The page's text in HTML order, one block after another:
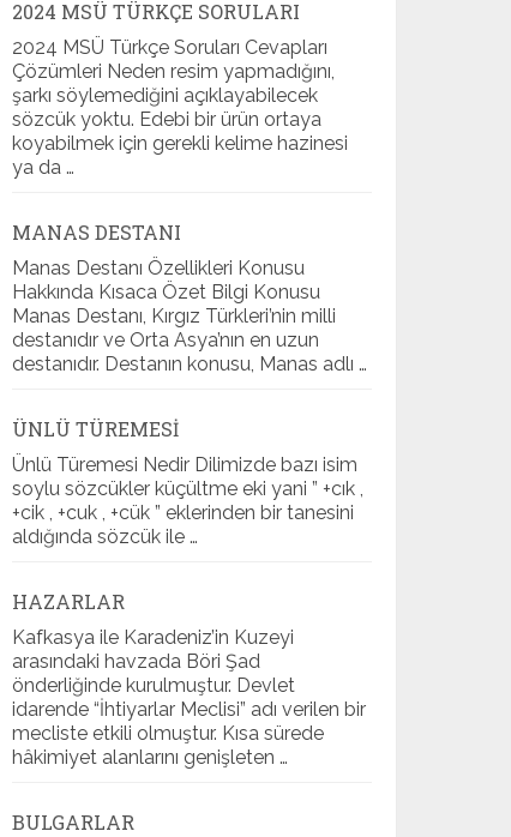
2024 MSÜ TÜRKÇE SORULARI
2024 MSÜ Türkçe Soruları Cevapları
Çözümleri Neden resim yapmadığını,
şarkı söylemediğini açıklayabilecek
sözcük yoktu. Edebi bir ürün ortaya
koyabilmek için gerekli kelime hazinesi
ya da …
MANAS DESTANI
Manas Destanı Özellikleri Konusu
Hakkında Kısaca Özet Bilgi Konusu
Manas Destanı, Kırgız Türkleri’nin milli
destanıdır ve Orta Asya’nın en uzun
destanıdır. Destanın konusu, Manas adlı …
ÜNLÜ TÜREMESI
Ünlü Türemesi Nedir Dilimizde bazı isim
soylu sözcükler küçültme eki yani ” +cık ,
+cik , +cuk , +cük ” eklerinden bir tanesini
aldığında sözcük ile …
HAZARLAR
Kafkasya ile Karadeniz’in Kuzeyi
arasındaki havzada Böri Şad
önderliğinde kurulmuştur. Devlet
idarende “İhtiyarlar Meclisi” adı verilen bir
mecliste etkili olmuştur. Kısa sürede
hâkimiyet alanlarını genişleten …
BULGARLAR